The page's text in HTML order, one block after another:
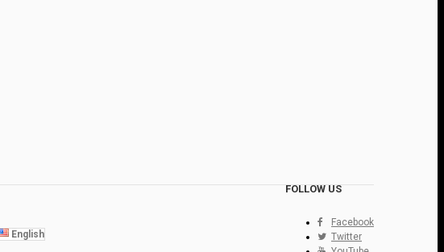
FOLLOW US
Facebook
Twitter
English